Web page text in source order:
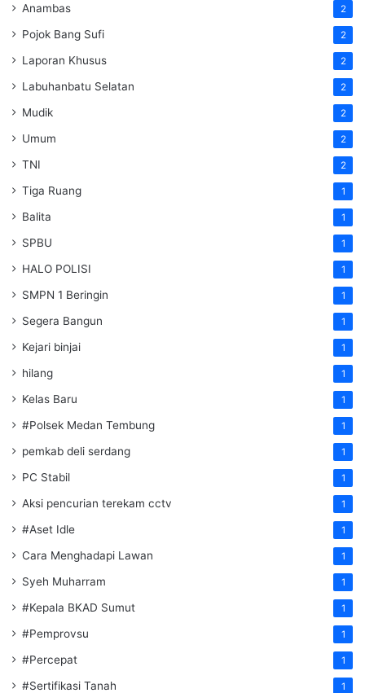
Anambas 2
Pojok Bang Sufi 2
Laporan Khusus 2
Labuhanbatu Selatan 2
Mudik 2
Umum 2
TNI 2
Tiga Ruang 1
Balita 1
SPBU 1
HALO POLISI 1
SMPN 1 Beringin 1
Segera Bangun 1
Kejari binjai 1
hilang 1
Kelas Baru 1
#Polsek Medan Tembung 1
pemkab deli serdang 1
PC Stabil 1
Aksi pencurian terekam cctv 1
#Aset Idle 1
Cara Menghadapi Lawan 1
Syeh Muharram 1
#Kepala BKAD Sumut 1
#Pemprovsu 1
#Percepat 1
#Sertifikasi Tanah 1